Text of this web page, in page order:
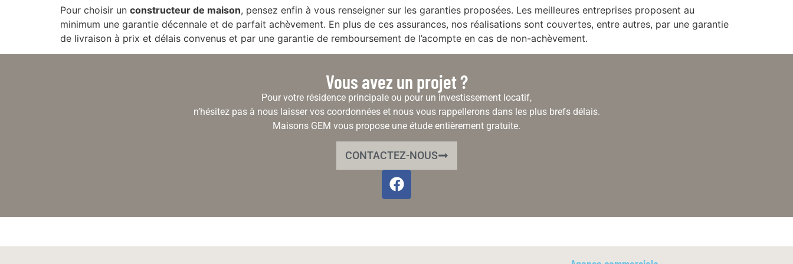
Pour choisir un constructeur de maison, pensez enfin à vous renseigner sur les garanties proposées. Les meilleures entreprises proposent au
minimum une garantie décennale et de parfait achèvement. En plus de ces assurances, nos réalisations sont couvertes, entre autres, par une garantie
de livraison à prix et délais convenus et par une garantie de remboursement de l’acompte en cas de non-achèvement.
Vous avez un projet ?
Pour votre résidence principale ou pour un investissement locatif,
n’hésitez pas à nous laisser vos coordonnées et nous vous rappellerons dans les plus brefs délais.
Maisons GEM vous propose une étude entièrement gratuite.
CONTACTEZ-NOUS